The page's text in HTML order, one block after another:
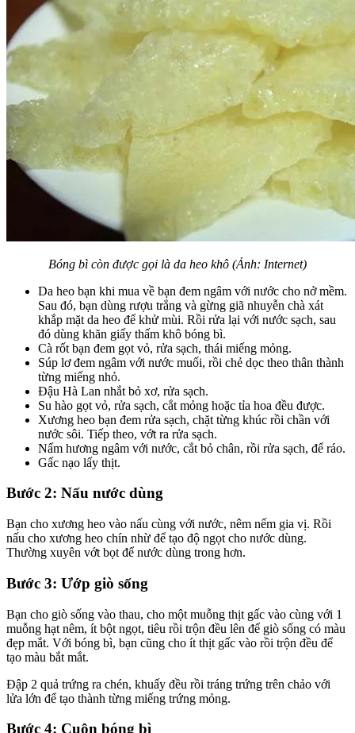
Bóng bì còn được gọi là da heo khô (Ảnh: Internet)
Da heo bạn khi mua về bạn đem ngâm với nước cho nở mềm.
Sau đó, bạn dùng rượu trắng và gừng giã nhuyễn chà xát
khắp mặt da heo để khử mùi. Rồi rửa lại với nước sạch, sau
đó dùng khăn giấy thấm khô bóng bì.
Cà rốt bạn đem gọt vỏ, rửa sạch, thái miếng mỏng.
Súp lơ đem ngâm với nước muối, rồi chẻ dọc theo thân thành
từng miếng nhỏ.
Đậu Hà Lan nhắt bỏ xơ, rửa sạch.
Su hào gọt vỏ, rửa sạch, cắt mỏng hoặc tỉa hoa đều được.
Xương heo bạn đem rửa sạch, chặt từng khúc rồi chần với
nước sôi. Tiếp theo, vớt ra rửa sạch.
Nấm hương ngâm với nước, cắt bỏ chân, rồi rửa sạch, để ráo.
Gấc nạo lấy thịt.
Bước 2: Nấu nước dùng
Bạn cho xương heo vào nấu cùng với nước, nêm nếm gia vị. Rồi
nấu cho xương heo chín nhừ để tạo độ ngọt cho nước dùng.
Thường xuyên vớt bọt để nước dùng trong hơn.
Bước 3: Ướp giò sống
Bạn cho giò sống vào thau, cho một muỗng thịt gấc vào cùng với 1
muỗng hạt nêm, ít bột ngọt, tiêu rồi trộn đều lên để giò sống có màu
đẹp mắt. Với bóng bì, bạn cũng cho ít thịt gấc vào rồi trộn đều để
tạo màu bắt mắt.
Đập 2 quả trứng ra chén, khuấy đều rồi tráng trứng trên chảo với
lửa lớn để tạo thành từng miếng trứng mỏng.
Bước 4: Cuộn bóng bì